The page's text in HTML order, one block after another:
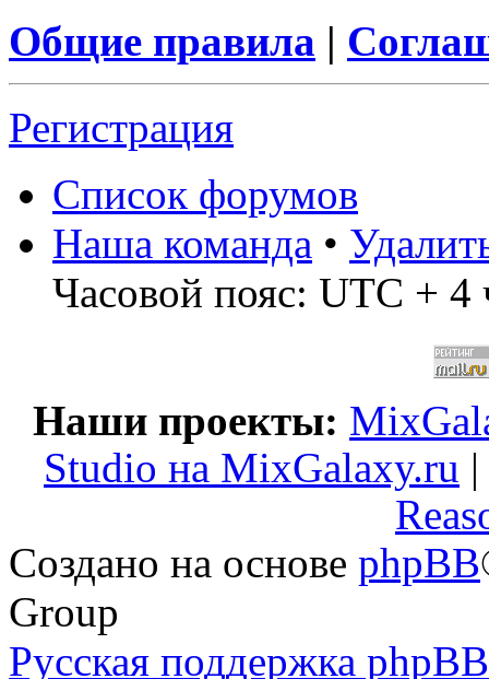
Общие правила |
Регистрация
Список форумов
Наша команда •
Часовой пояс: UTC + 4
Наши проекты:
Studio на MixGalaxy.ru |
Создано на основе phpBB
Group
Русская поддержка phpBB